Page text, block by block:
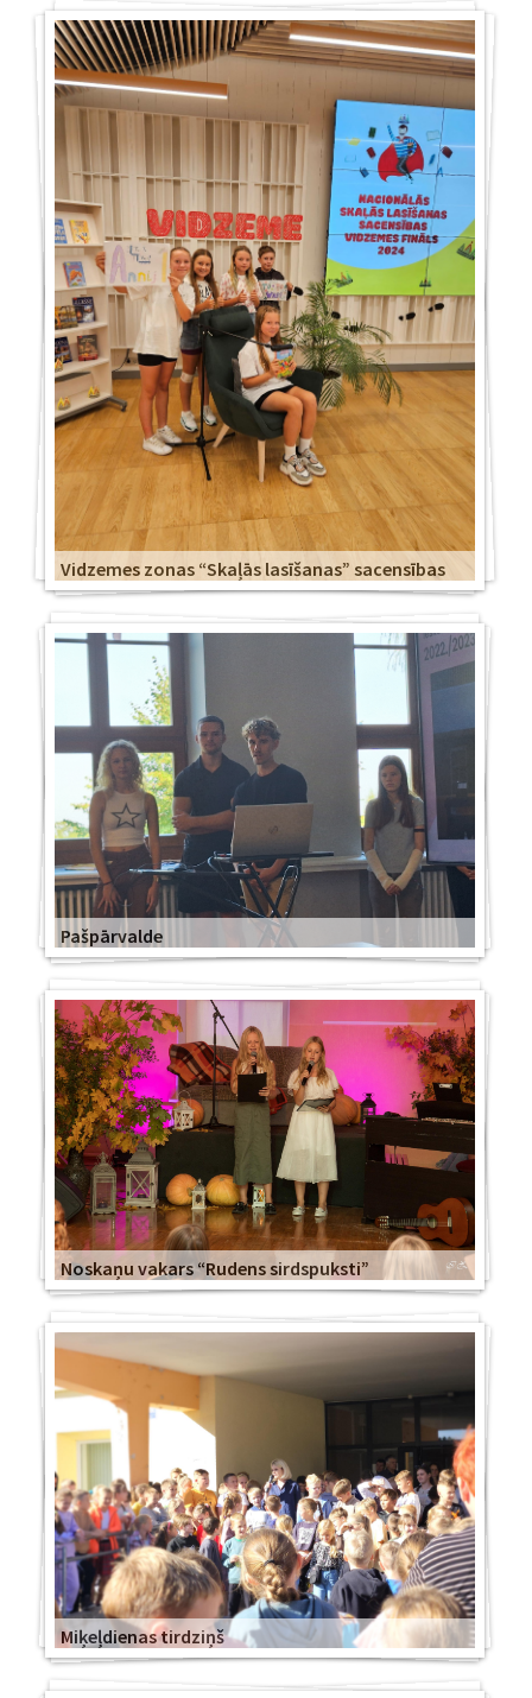
Vidzemes zonas “Skaļās lasīšanas” sacensības
Pašpārvalde
Noskaņu vakars “Rudens sirdspuksti”
Miķeļdienas tirdziņš